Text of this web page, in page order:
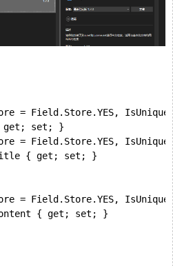
= Field.Store.YES,
set; }
= Field.Store.YES,
{ get; set; }
= Field.Store.YES,
{ get; set; }